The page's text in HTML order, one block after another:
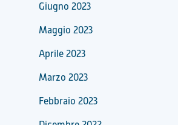
Giugno 2023
Maggio 2023
Aprile 2023
Marzo 2023
Febbraio 2023